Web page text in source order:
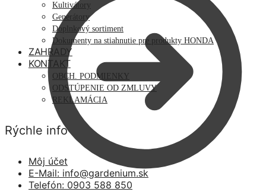
Kultivátory
Generátory
Doplnkový sortiment
Dokumenty na stiahnutie pre produkty HONDA
ZAHRADY
KONTAKT
OBCH. PODMIENKY
ODSTÚPENIE OD ZMLUVY
REKLAMÁCIA
Rýchle info
Môj účet
E-Mail: info@gardenium.sk
Telefón: 0903 588 850